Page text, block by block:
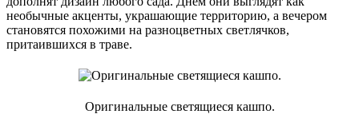
необычные акценты, украшающие территорию, а вечером
становятся похожими на разноцветных светлячков,
притаившихся в траве.
Оригинальные светящиеся кашпо.